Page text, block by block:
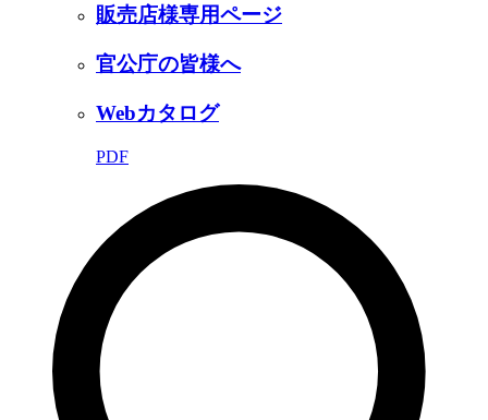
販売店様専用ページ
官公庁の皆様へ
Webカタログ
PDF